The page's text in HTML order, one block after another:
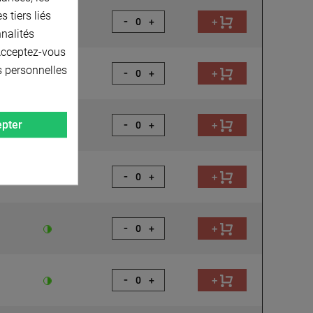
- + +
- + +
- + +
- + +
- + +
- + +
tiers liés
vous
personnelles